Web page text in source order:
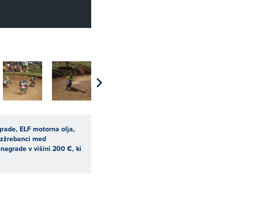
ELF motorna olja,
med
v višini 200 €, ki